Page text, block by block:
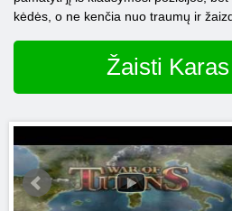
kėdės, o ne kenčia nuo traumų ir
Žaisti